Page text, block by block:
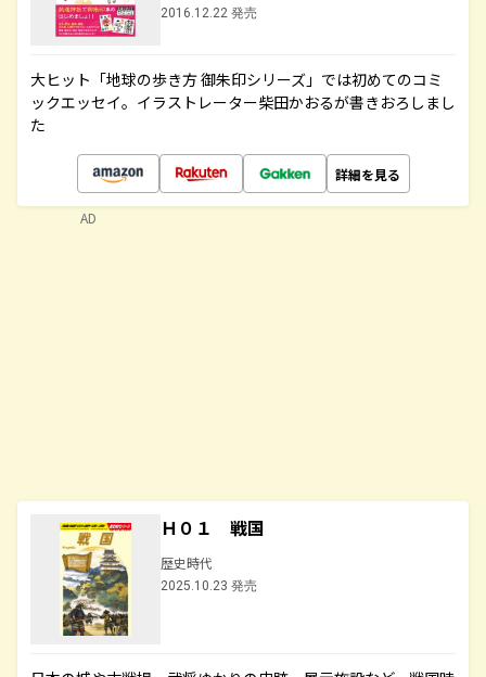
2016.12.22 発売
大ヒット「地球の歩き方 御朱印シリーズ」では初めてのコミ
ックエッセイ。イラストレーター柴田かおるが書きおろしまし
た
詳細を見る
Ｈ０１ 戦国
歴史時代
2025.10.23 発売
AD